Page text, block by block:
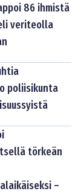
86 ihmistä
veriteolla
poliisikunta
törkeän
–